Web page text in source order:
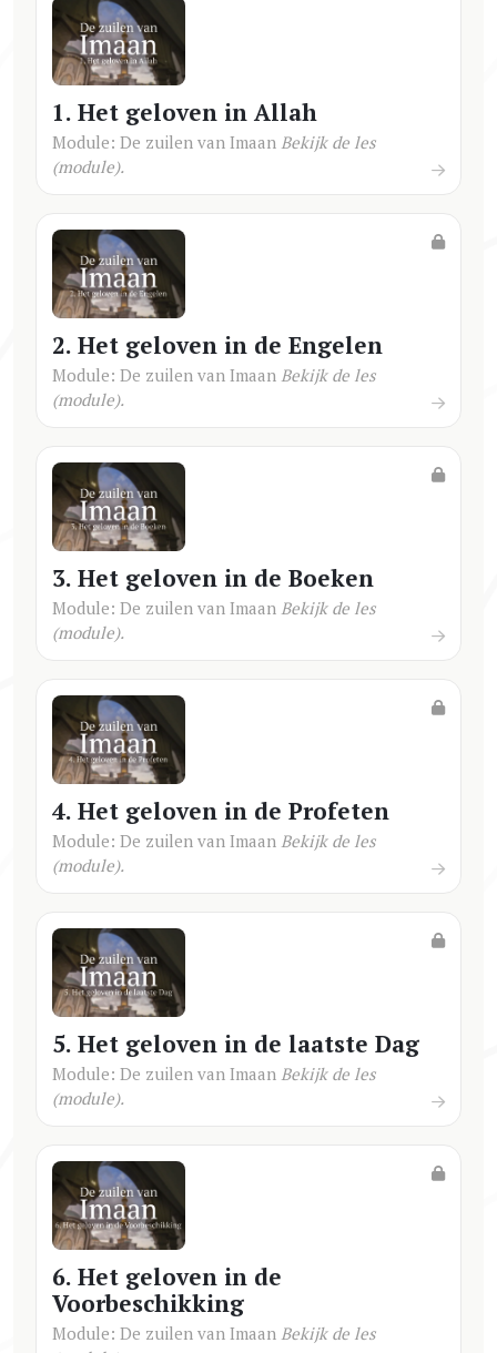
1. Het geloven in Allah
Module: De zuilen van Imaan Bekijk de les
(module).
2. Het geloven in de Engelen
Module: De zuilen van Imaan Bekijk de les
(module).
3. Het geloven in de Boeken
Module: De zuilen van Imaan Bekijk de les
(module).
4. Het geloven in de Profeten
Module: De zuilen van Imaan Bekijk de les
(module).
5. Het geloven in de laatste Dag
Module: De zuilen van Imaan Bekijk de les
(module).
6. Het geloven in de
Voorbeschikking
Module: De zuilen van Imaan Bekijk de les